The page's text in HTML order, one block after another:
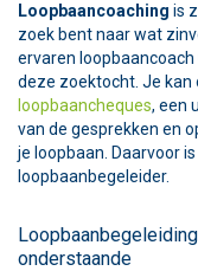
Loopbaancoaching is
zoek bent naar wat
ervaren
deze zoektocht. Je kan
loopbaancheques, een
van de gesprekken en
je loopbaan. Daarvoor
loopbaanbegeleider.
onderstaande